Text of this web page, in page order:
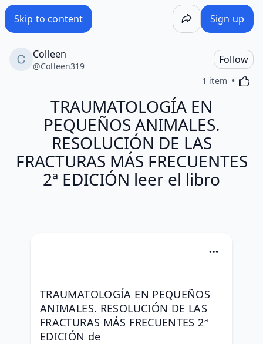
Skip to content Sign up
Colleen
@Colleen319
Follow
1 item
TRAUMATOLOGÍA EN
PEQUEÑOS ANIMALES.
RESOLUCIÓN DE LAS
FRACTURAS MÁS FRECUENTES
2ª EDICIÓN leer el libro
TRAUMATOLOGÍA EN PEQUEÑOS
ANIMALES. RESOLUCIÓN DE LAS
FRACTURAS MÁS FRECUENTES 2ª
EDICIÓN de